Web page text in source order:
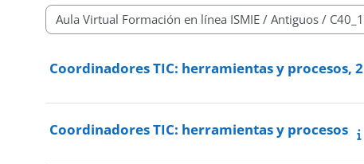
Categorías
Coordinadores TIC: herramientas y procesos, 2
Coordinadores TIC: herramientas y procesos